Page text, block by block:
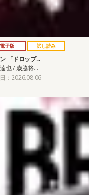
電子版 試し読み
「ドロップ…
也 / 歳脇将…
：2026.08.06